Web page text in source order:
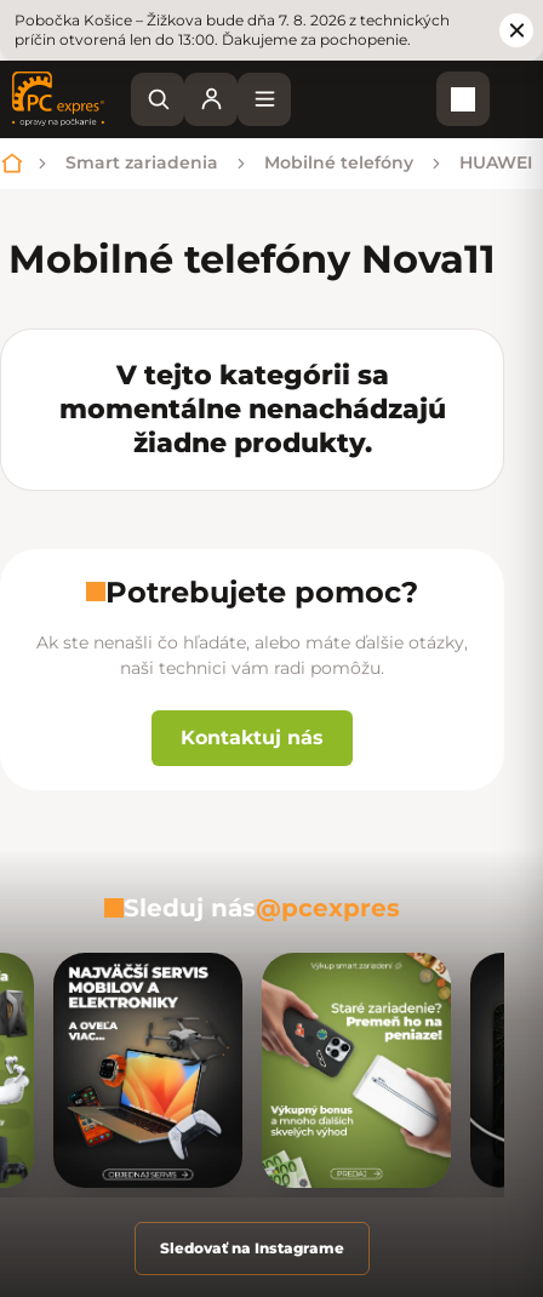
Pobočka Košice – Žižkova bude dňa 7. 8. 2026 z technických
príčin otvorená len do 13:00. Ďakujeme za pochopenie.
Domov
Smart zariadenia Mobilné telefóny HUAWEI
Mobilné telefóny Nova11
V tejto kategórii sa
momentálne nenachádzajú
žiadne produkty.
Potrebujete pomoc?
Ak ste nenašli čo hľadáte, alebo máte ďalšie otázky,
naši technici vám radi pomôžu.
Kontaktuj nás
Sleduj nás@pcexpres
Sledovať na Instagrame